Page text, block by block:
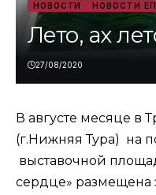
НОВОСТИ НОВОСТИ
Лето, ах
27/08/2020
В августе месяце в
(г.Нижняя Тура) на
выставочной
сердце» размещена